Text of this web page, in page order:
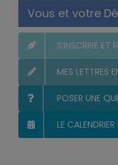
Vous et votre
MES LETTRES
LE